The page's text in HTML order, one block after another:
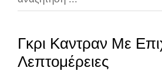
Γκρι Καντραν Με
Λεπτομέρειες